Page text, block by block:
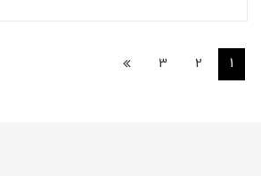
1
2
3